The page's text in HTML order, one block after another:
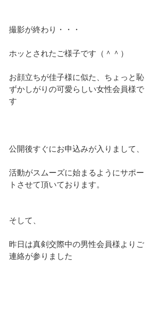
撮影が終わり・・・
ホッとされたご様子です（＾＾）
お顔立ちが佳子様に似た、ちょっと恥
ずかしがりの可愛らしい女性会員様で
す
公開後すぐにお申込みが入りまして、
活動がスムーズに始まるようにサポー
トさせて頂いております。
そして、
昨日は真剣交際中の男性会員様よりご
連絡が参りました